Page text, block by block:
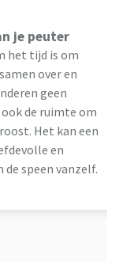
je peuter
het tijd is om
over en
geen
de ruimte om
Het kan een
en
speen vanzelf.